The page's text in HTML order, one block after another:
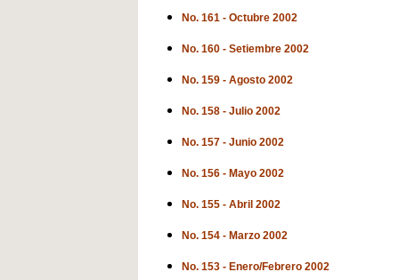
No. 161 - Octubre 2002
No. 160 - Setiembre 2002
No. 159 - Agosto 2002
No. 158 - Julio 2002
No. 157 - Junio 2002
No. 156 - Mayo 2002
No. 155 - Abril 2002
No. 154 - Marzo 2002
No. 153 - Enero/Febrero 2002